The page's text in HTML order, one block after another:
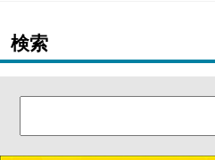
検索